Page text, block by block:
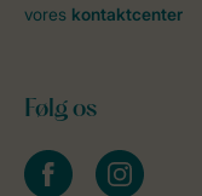
vores kontaktcenter
Følg os
facebookinstagram